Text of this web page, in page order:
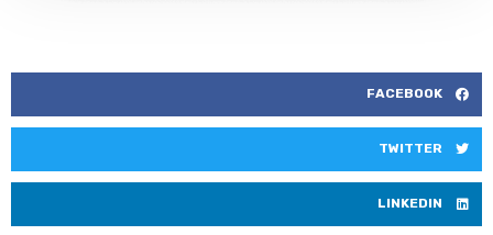
FACEBOOK
TWITTER
LINKEDIN